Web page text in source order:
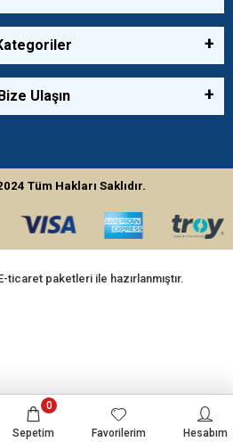
Ulaşın
Tüm Hakları Saklıdır.
Sepetim
0
Favorilerim Hesabım
ticaret paketleri ile hazırlanmıştır.